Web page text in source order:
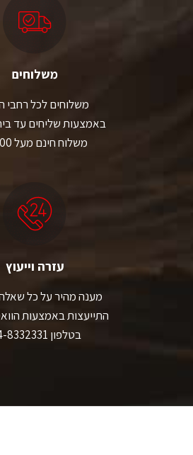
משלוחים
משלוחים לכל רחבי
באמצעות שליחים עד
משלוח חינם מעל 400 ₪
עזרה וייעוץ
מענה מהיר על כל
התייעצות באמצעות
בטלפון 04-8332331.